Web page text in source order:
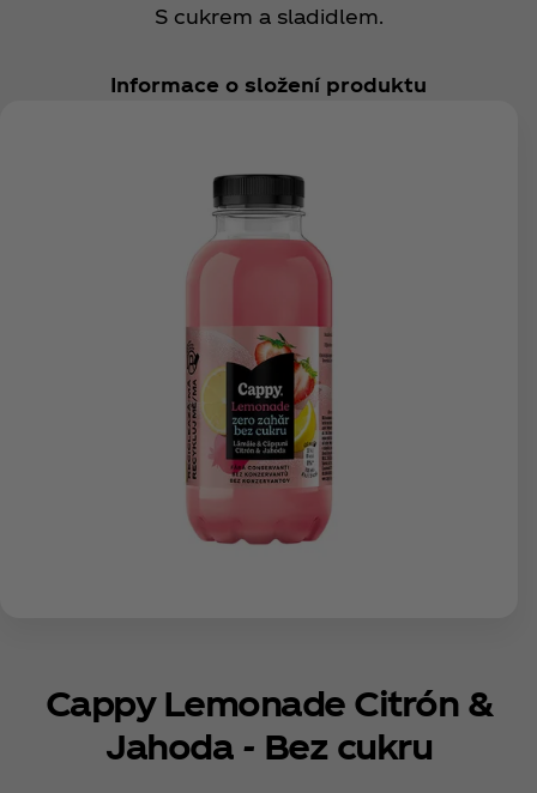
S cukrem a sladidlem.
Informace o složení produktu
Cappy Lemonade Citrón &
Jahoda - Bez cukru